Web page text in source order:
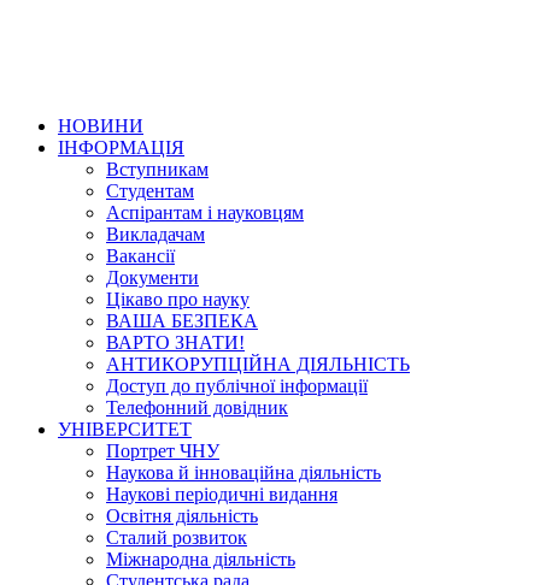
НОВИНИ
ІНФОРМАЦІЯ
Вступникам
Студентам
Аспірантам і науковцям
Викладачам
Вакансії
Документи
Цікаво про науку
ВАША БЕЗПЕКА
ВАРТО ЗНАТИ!
АНТИКОРУПЦІЙНА ДІЯЛЬНІСТЬ
Доступ до публічної інформації
Телефонний довідник
УНІВЕРСИТЕТ
Портрет ЧНУ
Наукова й інноваційна діяльність
Наукові періодичні видання
Освітня діяльність
Сталий розвиток
Міжнародна діяльність
Студентська рада